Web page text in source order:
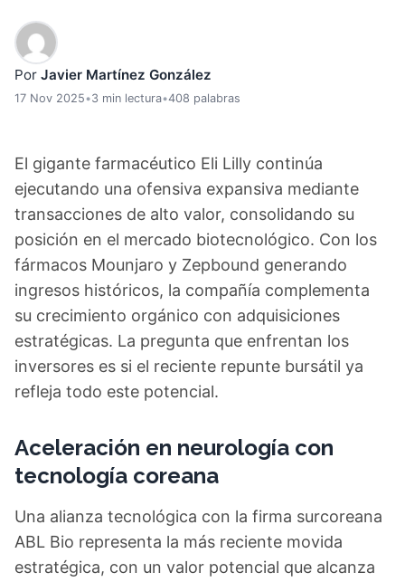
Por Javier Martínez González
17 Nov 2025•3 min lectura•408 palabras
El gigante farmacéutico Eli Lilly continúa
ejecutando una ofensiva expansiva mediante
transacciones de alto valor, consolidando su
posición en el mercado biotecnológico. Con los
fármacos Mounjaro y Zepbound generando
ingresos históricos, la compañía complementa
su crecimiento orgánico con adquisiciones
estratégicas. La pregunta que enfrentan los
inversores es si el reciente repunte bursátil ya
refleja todo este potencial.
Aceleración en neurología con
tecnología coreana
Una alianza tecnológica con la firma surcoreana
ABL Bio representa la más reciente movida
estratégica, con un valor potencial que alcanza